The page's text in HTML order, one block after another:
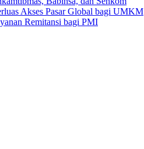
Akses Pasar Global bagi UMKM
Remitansi bagi PMI